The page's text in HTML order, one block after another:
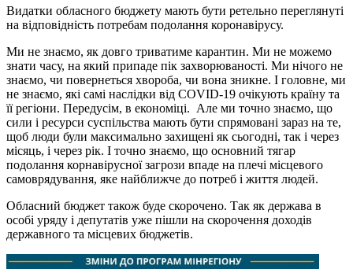
Видатки обласного бюджету мають бути ретельно переглянуті
на відповідність потребам подолання коронавірусу.
Ми не знаємо, як довго триватиме карантин. Ми не можемо
знати часу, на який припаде пік захворюваності. Ми нічого не
знаємо, чи повернеться хвороба, чи вона зникне. І головне, ми
не знаємо, які самі наслідки від COVID-19 очікують країну та
її регіони. Передусім, в економіці. Але ми точно знаємо, що
сили і ресурси суспільства мають бути спрямовані зараз на те,
щоб люди були максимально захищені як сьогодні, так і через
місяць, і через рік. І точно знаємо, що основний тягар
подолання корнавірусної загрози впаде на плечі місцевого
самоврядування, яке найближче до потреб і життя людей.
Обласний бюджет також буде скорочено. Так як держава в
особі уряду і депутатів уже пішли на скорочення доходів
державного та місцевих бюджетів.